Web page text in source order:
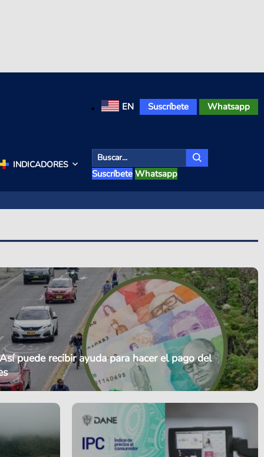
EN Suscríbete Whatsapp
INDICADORES
Suscríbete Whatsapp
puede recibir ayuda para hacer el pago del